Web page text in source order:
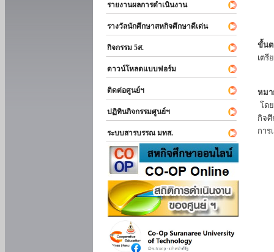
รายงานผลการดำเนินงาน
รางวัลนักศึกษาสหกิจศึกษาดีเด่น
กิจกรรม 5ส.
ดาวน์โหลดแบบฟอร์ม
ติดต่อศูนย์ฯ
ปฏิทินกิจกรรมศูนย์ฯ
ระบบสารบรรณ มทส.
ขั้น
เตรี
หมา
โด
กิจ
การ